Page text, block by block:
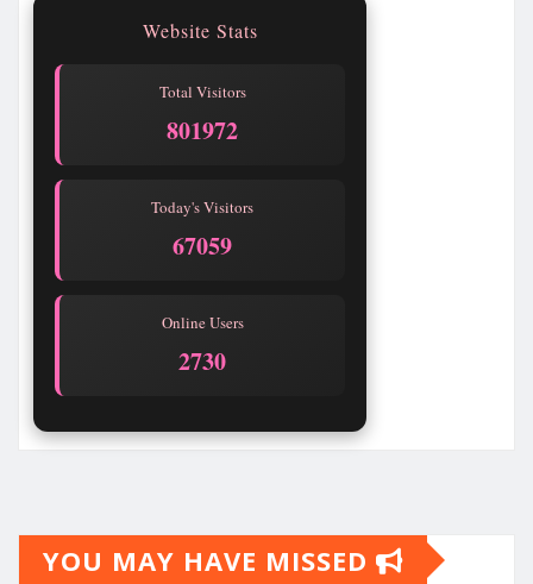
Website Stats
Total Visitors
801972
Today's Visitors
67059
Online Users
2730
YOU MAY HAVE MISSED